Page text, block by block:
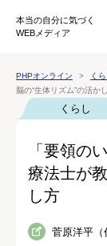
本当の自分に気づく
WEBメディア
PHPオンライン くら
脳の“生体リズム”の活か
くらし
「要領の
療法士が
し方
菅原洋平（